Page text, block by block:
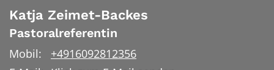
Katja Zeimet-Backes
Pastoralreferentin
Mobil:
+4916092812356